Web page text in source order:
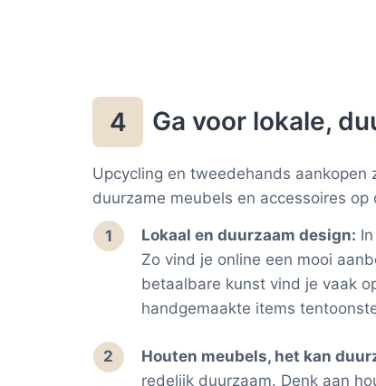
4 Ga voor lokale,
Upcycling en tweedehands
duurzame meubels en accessoires
Lokaal en duurzaam design:
Zo vind je online een mooi
betaalbare kunst vind je vaak
handgemaakte items
Houten meubels, het kan
redelijk duurzaam. Denk aan